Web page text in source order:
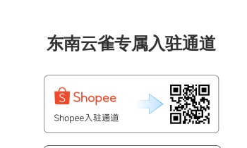
东南云雀专属入驻通道